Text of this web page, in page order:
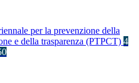
per la prevenzione della
e della trasparenza (PTPCT) 4